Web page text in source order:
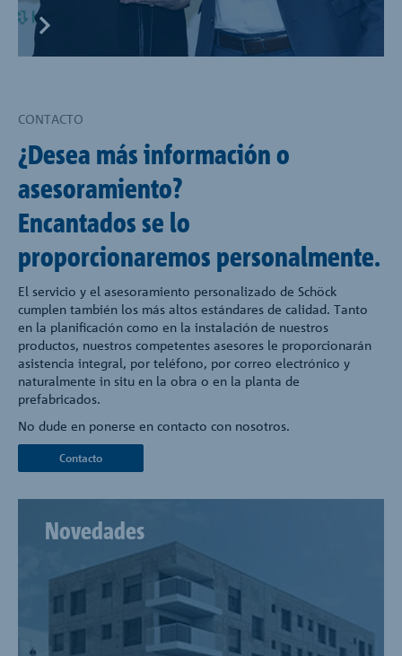
CONTACTO
¿Desea más información o
asesoramiento?
Encantados se lo
proporcionaremos personalmente.
El servicio y el asesoramiento personalizado de Schöck
cumplen también los más altos estándares de calidad. Tanto
en la planificación como en la instalación de nuestros
productos, nuestros competentes asesores le proporcionarán
asistencia integral, por teléfono, por correo electrónico y
naturalmente in situ en la obra o en la planta de
prefabricados.
No dude en ponerse en contacto con nosotros.
Contacto
Novedades